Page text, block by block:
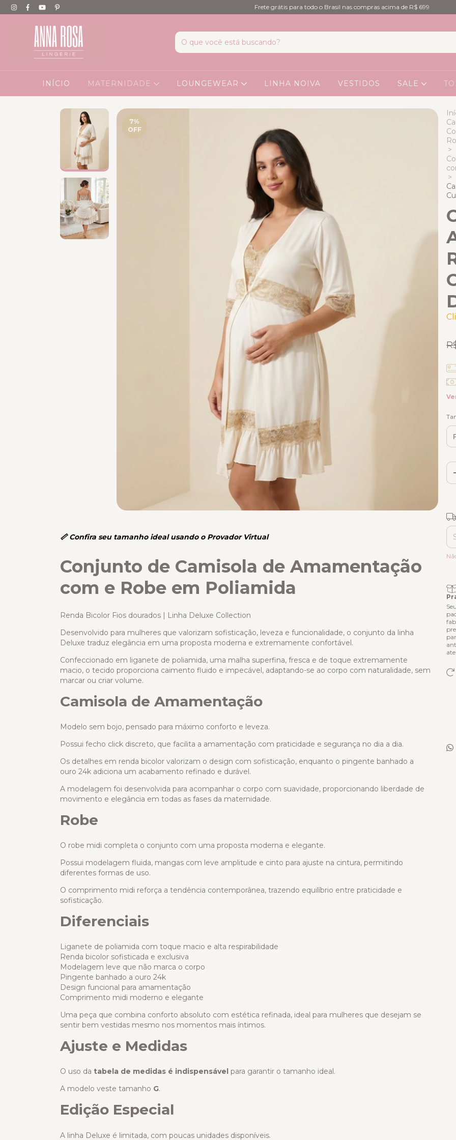
Frete grátis para todo o Brasil nas compras acima de R$ 699
INÍCIO MATERNIDADE LOUNGEWEAR LINHA NOIVA VESTIDOS SALE
7%
OFF
📏 Confira seu tamanho ideal usando o Provador Virtual
Conjunto de Camisola de Amamentação
com e Robe em Poliamida
Renda Bicolor Fios dourados | Linha Deluxe Collection
Desenvolvido para mulheres que valorizam sofisticação, leveza e funcionalidade, o conjunto da linha
Deluxe traduz elegância em uma proposta moderna e extremamente confortável.
Confeccionado em liganete de poliamida, uma malha superfina, fresca e de toque extremamente
macio, o tecido proporciona caimento fluido e impecável, adaptando-se ao corpo com naturalidade, sem
marcar ou criar volume.
Camisola de Amamentação
Modelo sem bojo, pensado para máximo conforto e leveza.
Possui fecho click discreto, que facilita a amamentação com praticidade e segurança no dia a dia.
Os detalhes em renda bicolor valorizam o design com sofisticação, enquanto o pingente banhado a
ouro 24k adiciona um acabamento refinado e durável.
A modelagem foi desenvolvida para acompanhar o corpo com suavidade, proporcionando liberdade de
movimento e elegância em todas as fases da maternidade.
Robe
O robe midi completa o conjunto com uma proposta moderna e elegante.
Possui modelagem fluida, mangas com leve amplitude e cinto para ajuste na cintura, permitindo
diferentes formas de uso.
O comprimento midi reforça a tendência contemporânea, trazendo equilíbrio entre praticidade e
sofisticação.
Diferenciais
Liganete de poliamida com toque macio e alta respirabilidade
Renda bicolor sofisticada e exclusiva
Modelagem leve que não marca o corpo
Pingente banhado a ouro 24k
Design funcional para amamentação
Comprimento midi moderno e elegante
Uma peça que combina conforto absoluto com estética refinada, ideal para mulheres que desejam se
sentir bem vestidas mesmo nos momentos mais íntimos.
Ajuste e Medidas
O uso da tabela de medidas é indispensável para garantir o tamanho ideal.
A modelo veste tamanho G.
Edição Especial
A linha Deluxe é limitada, com poucas unidades disponíveis.
>
>